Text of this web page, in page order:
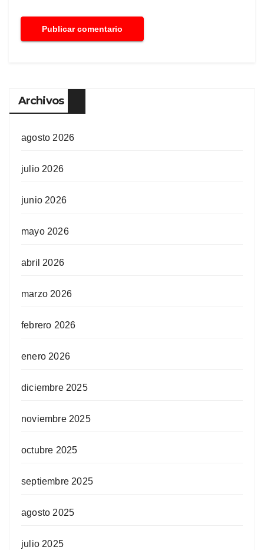
Archivos
agosto 2026
julio 2026
junio 2026
mayo 2026
abril 2026
marzo 2026
febrero 2026
enero 2026
diciembre 2025
noviembre 2025
octubre 2025
septiembre 2025
agosto 2025
julio 2025